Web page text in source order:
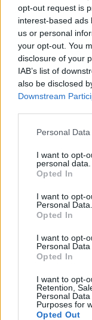
opt-out request is
interest-based ads
us or personal
your opt-out. You
disclosure of your
IAB’s list of
also be disclosed
Downstream
Please note that
not limited to your
grant or deny
use your data for
consent section.
Personal
I want to opt-
personal data.
Opted In
I want to opt-
Personal Data.
Opted In
I want to opt-
Personal Data
Opted In
I want to opt-
Retention,
Personal
Purposes for
Opted Out
alkotónak
szívében, de
is van a
elsikkadnak, ha
Tradíció és
brandek
Somody Evelin•2018.